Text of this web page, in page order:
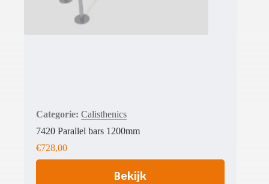
Calisthenics
7420 Parallel bars 1200mm
€728,00
Bekijk